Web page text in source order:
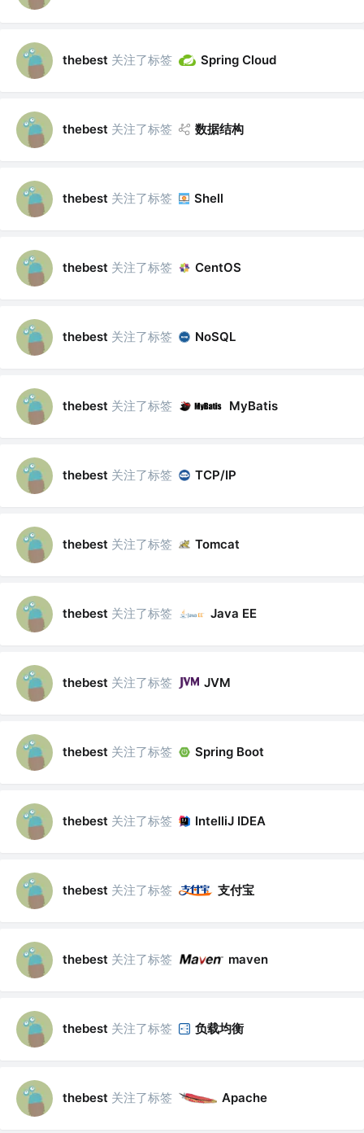
thebest 关注了标签 Spring Cloud
thebest 关注了标签 数据结构
thebest 关注了标签 Shell
thebest 关注了标签 CentOS
thebest 关注了标签 NoSQL
thebest 关注了标签 MyBatis
thebest 关注了标签 TCP/IP
thebest 关注了标签 Tomcat
thebest 关注了标签 Java EE
thebest 关注了标签 JVM
thebest 关注了标签 Spring Boot
thebest 关注了标签 IntelliJ IDEA
thebest 关注了标签 支付宝
thebest 关注了标签 maven
thebest 关注了标签 负载均衡
thebest 关注了标签 Apache